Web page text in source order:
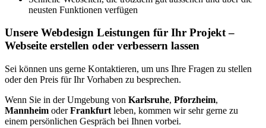
neusten Funktionen verfügen
Unsere Webdesign Leistungen für Ihr Projekt –
Webseite erstellen oder verbessern lassen
Sei können uns gerne Kontaktieren, um uns Ihre Fragen zu stellen
oder den Preis für Ihr Vorhaben zu besprechen.
Wenn Sie in der Umgebung von Karlsruhe, Pforzheim,
Mannheim oderFrankfurt leben, kommen wir sehr gerne zu
einem persönlichen Gespräch bei Ihnen vorbei.